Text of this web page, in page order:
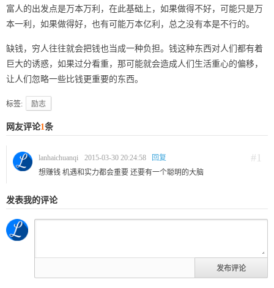
富人的出发点是万本万利，在此基础上，如果做得不好，可能只是万
本一利，如果做得好，也有可能万本亿利，总之没有本是不行的。
缺钱，穷人往往就会把钱也当成一种负担。钱这种东西对人们都有着
巨大的诱惑，如果过分看重，那可能就会造成人们生活重心的偏移，
让人们忽略一些比钱更重要的东西。
标签: 励志
网友评论1条
#1
lanhaichuanqi 2015-03-30 20:24:58
回复
想赚钱 机遇和实力都会重要 还要有一个聪明的大脑
发表我的评论